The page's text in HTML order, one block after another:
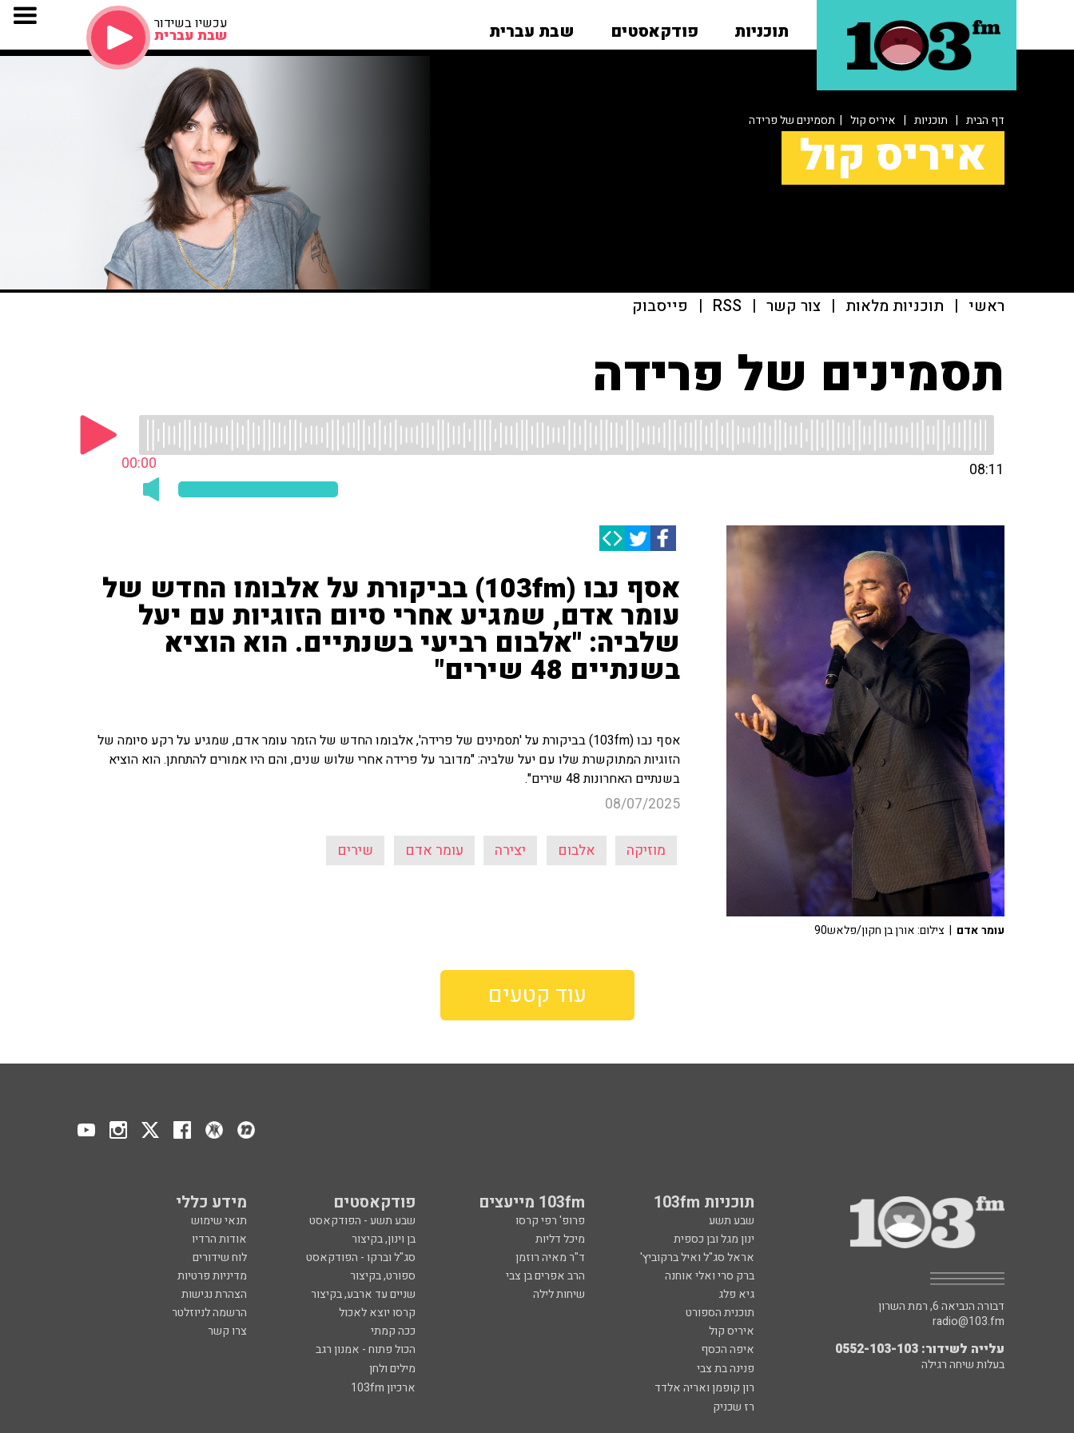
תוכניות פודקאסטים שבת עברית עכשיו בשידור
שבת עברית
דף הבית | תוכניות | איריס קול | תסמינים של פרידה
איריס קול
ראשי | תוכניות מלאות | צור קשר |
RSS
| פייסבוק
תסמינים של פרידה
00:00 08:11
אסף נבו (103fm) בביקורת על אלבומו החדש של
עומר אדם, שמגיע אחרי סיום הזוגיות עם יעל
שלביה: "אלבום רביעי בשנתיים. הוא הוציא
בשנתיים 48 שירים"
אסף נבו (103fm) בביקורת על 'תסמינים של פרידה', אלבומו החדש של הזמר עומר אדם, שמגיע על רקע סיומה של
הזוגיות המתוקשרת שלו עם יעל שלביה: "מדובר על פרידה אחרי שלוש שנים, והם היו אמורים להתחתן. הוא הוציא
בשנתיים האחרונות 48 שירים".
08/07/2025
מוזיקה אלבום יצירה עומר אדם שירים
עומר אדם | צילום: אורן בן חקון/פלאש90
עוד קטעים
תוכניות 103fm 103fm מייעצים פודקאסטים מידע כללי
שבע תשע פרופ' רפי קרסו שבע תשע - הפודקאסט
תנאי שימוש
ינון מגל ובן כספית
מיכל דליות בן וינון, בקיצור
אודות הרדיו
אראל סג"ל ואיל ברקוביץ'
ד"ר מאיה רוזמן סג"ל וברקו - הפודקאסט
לוח שידורים
ברק סרי ואלי אוחנה
הרב אפרים בן צבי ספורט, בקיצור
מדיניות פרטיות
גיא פלג
שיחות לילה שניים עד ארבע, בקיצור
הצהרת נגישות
תוכנית הספורט
קרסו יוצא לאכול
הרשמה לניוזלטר
איריס קול
ככה קמתי
צרו קשר
איפה הכסף
הכול פתוח - אמנון רגב
פנינה בת צבי
מילים ולחן
רון קופמן ואריה אלדד
ארכיון 103fm
רז שכניק
דבורה הנביאה 6, רמת השרון
radio@103.fm
עלייה לשידור: 0552-103-103
בעלות שיחה רגילה